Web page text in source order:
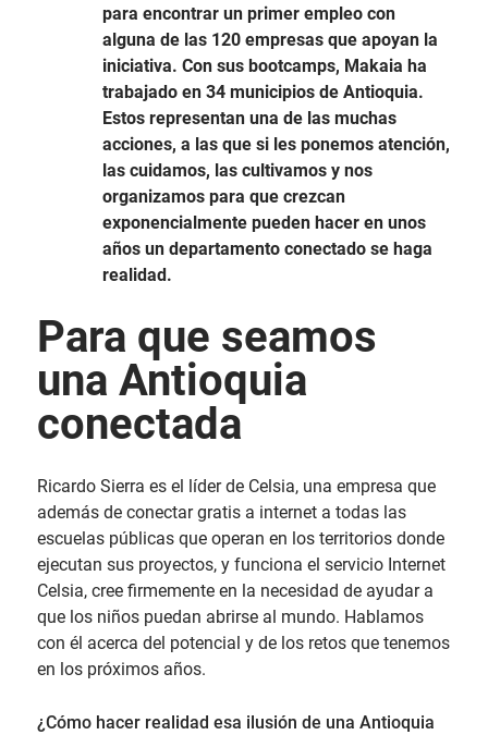
para encontrar un primer empleo con
alguna de las 120 empresas que apoyan la
iniciativa. Con sus bootcamps, Makaia ha
trabajado en 34 municipios de Antioquia.
Estos representan una de las muchas
acciones, a las que si les ponemos atención,
las cuidamos, las cultivamos y nos
organizamos para que crezcan
exponencialmente pueden hacer en unos
años un departamento conectado se haga
realidad.
Para que seamos
una Antioquia
conectada
Ricardo Sierra es el líder de Celsia, una empresa que
además de conectar gratis a internet a todas las
escuelas públicas que operan en los territorios donde
ejecutan sus proyectos, y funciona el servicio Internet
Celsia, cree firmemente en la necesidad de ayudar a
que los niños puedan abrirse al mundo. Hablamos
con él acerca del potencial y de los retos que tenemos
en los próximos años.
¿Cómo hacer realidad esa ilusión de una Antioquia